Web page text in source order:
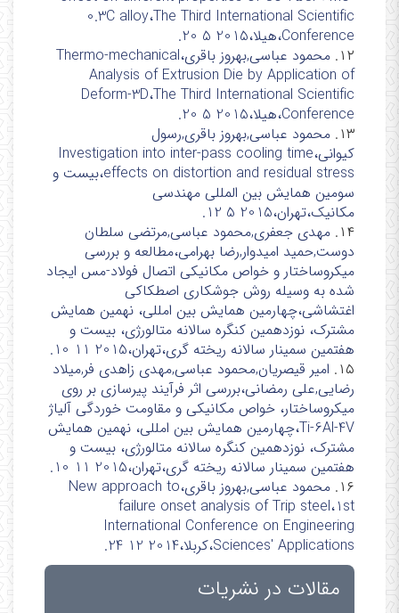
0.3C alloy،The Third International Scientific
Conference،هیلا،2015 5 20.
۱۲.
محمود عباسی,بهروز باقری،Thermo-mechanical
Analysis of Extrusion Die by Application of
Deform-3D،The Third International Scientific
Conference،هیلا،2015 5 20.
۱۳. محمود عباسی,بهروز باقری,رسول
کیوانی،Investigation into inter-pass cooling time
effects on distortion and residual stress،بیست و
سومین همایش بین المللی مهندسی
مکانیک،تهران،2015 5 12.
۱۴. مهدی جعفری,محمود عباسی,مرتضی سلطان
دوست,حمید امیدوار,رضا بهرامی،مطالعه و بررسی
میکروساختار و خواص مکانیکی اتصال فولاد-مس ایجاد
شده به وسیله روش جوشکاری اصطکاکی
اغتشاشی،چهارمین همایش بین امللی، نهمین همایش
مشترک، نوزدهمین کنگره سالانه متالورژی، بیست و
هفتمین سمینار سالانه ریخته گری،تهران،2015 11 10.
۱۵. امیر قیصریان,محمود عباسی,مهدی زاهدی فر,میلاد
رضایی,علی رمضانی،بررسی اثر فرآیند پیرسازی بر روی
میکروساختار، خواص مکانیکی و مقاومت خوردگی آلیاژ
Ti-6Al-4V،چهارمین همایش بین امللی، نهمین همایش
مشترک، نوزدهمین کنگره سالانه متالورژی، بیست و
هفتمین سمینار سالانه ریخته گری،تهران،2015 11 10.
۱۶.
محمود عباسی,بهروز باقری،New approach to
failure onset analysis of Trip steel،1st
International Conference on Engineering
Sciences' Applications،کربلا،2014 12 24.
مقالات در نشریات